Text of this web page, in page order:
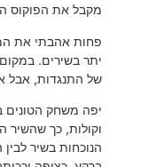
מקבל את הפוקוס
פחות אהבתי את
יתר בשירים.
של התנגדות, אבל
יפה משחק הטונים
וקולות, כך שהשיר
הנוכחות בשיר